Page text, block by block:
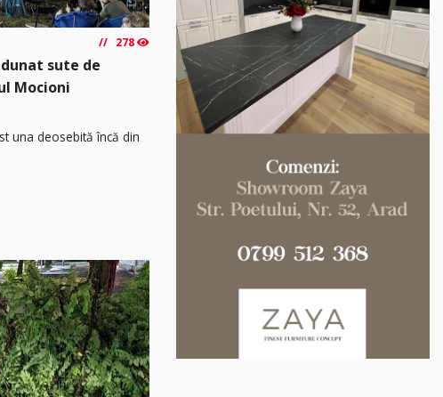
278
sute de
Mocioni
una deosebită încă din